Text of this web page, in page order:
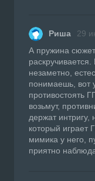
Риша 29
А пружина
раскручивается.
незаметно,
понимаешь, вот
противостоять
возьмут,
держат интригу,
который играет
мимика у него,
приятно